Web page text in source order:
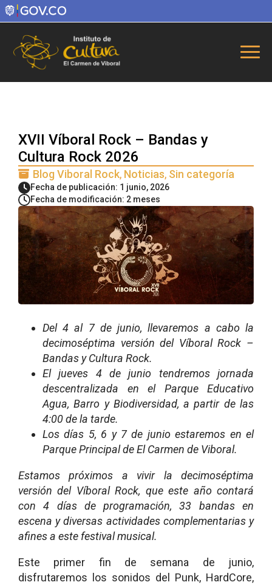
XVII Víboral Rock – Bandas y
Cultura Rock 2026
Blog Viboral Rock Noticias Sin categoría
Fecha de publicación: 1 junio, 2026
Fecha de modificación: 2 meses
Del 4 al 7 de junio, llevaremos a cabo la
decimoséptima versión del Víboral Rock –
Bandas y Cultura Rock.
El jueves 4 de junio tendremos jornada
descentralizada en el Parque Educativo
Agua, Barro y Biodiversidad, a partir de las
4:00 de la tarde.
Los días 5, 6 y 7 de junio estaremos en el
Parque Principal de El Carmen de Viboral.
Estamos próximos a vivir la decimoséptima
versión del Víboral Rock, que este año contará
con 4 días de programación, 33 bandas en
escena y diversas actividades complementarias y
afines a este festival musical.
Este primer fin de semana de junio,
disfrutaremos los sonidos del Punk, HardCore,